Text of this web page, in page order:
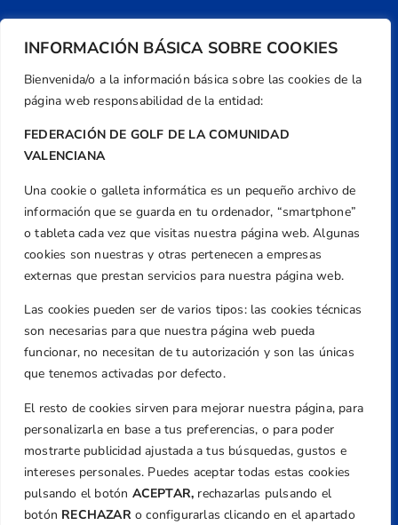
INFORMACIÓN BÁSICA SOBRE COOKIES
Bienvenida/o a la información básica sobre las cookies de la
página web responsabilidad de la entidad:
FEDERACIÓN DE GOLF DE LA COMUNIDAD
VALENCIANA
Una cookie o galleta informática es un pequeño archivo de
información que se guarda en tu ordenador, “smartphone”
o tableta cada vez que visitas nuestra página web. Algunas
cookies son nuestras y otras pertenecen a empresas
externas que prestan servicios para nuestra página web.
Las cookies pueden ser de varios tipos: las cookies técnicas
son necesarias para que nuestra página web pueda
funcionar, no necesitan de tu autorización y son las únicas
que tenemos activadas por defecto.
El resto de cookies sirven para mejorar nuestra página, para
personalizarla en base a tus preferencias, o para poder
mostrarte publicidad ajustada a tus búsquedas, gustos e
intereses personales. Puedes aceptar todas estas cookies
pulsando el botón ACEPTAR, rechazarlas pulsando el
botón RECHAZARo configurarlas clicando en el apartado
Dirección
Centre de L´Esport, Carrer d'Isaac Peral i
Caballero, Nº 5, Despachos 2 y 3, 46980,
Valencia
+34 961 367 799
Email
federacion@golfcv.com
Aviso Legal
Política de Privacidad
Transparencia
Normativa